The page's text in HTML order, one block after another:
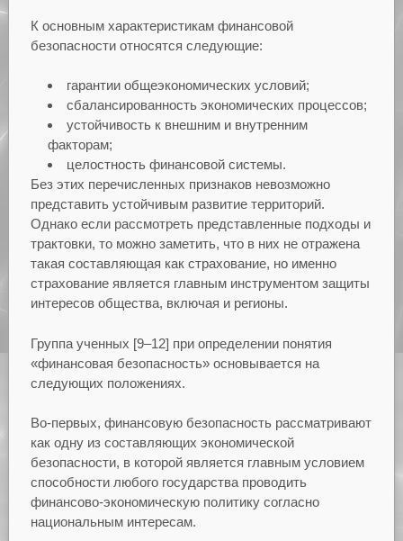
К основным характеристикам финансовой
безопасности относятся следующие:
гарантии общеэкономических условий;
сбалансированность экономических процессов;
устойчивость к внешним и внутренним
факторам;
целостность финансовой системы.
Без этих перечисленных признаков невозможно
представить устойчивым развитие территорий.
Однако если рассмотреть представленные подходы и
трактовки, то можно заметить, что в них не отражена
такая составляющая как страхование, но именно
страхование является главным инструментом защиты
интересов общества, включая и регионы.
Группа ученных [9–12] при определении понятия
«финансовая безопасность» основывается на
следующих положениях.
Во-первых, финансовую безопасность рассматривают
как одну из составляющих экономической
безопасности, в которой является главным условием
способности любого государства проводить
финансово-экономическую политику согласно
национальным интересам.